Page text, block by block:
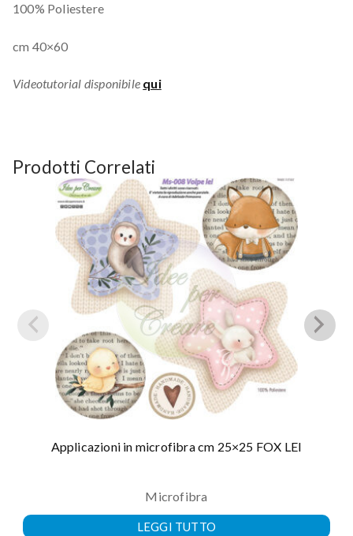
100% Poliestere
cm 40×60
Videotutorial disponibile qui
Prodotti Correlati
Applicazioni in microfibra cm 25×25 FOX LEI
Microfibra
LEGGI TUTTO